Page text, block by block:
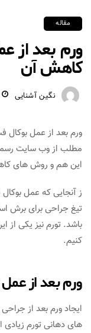
مقاله
ورم بعد از
کاهش آن
نگین آشنایی
ورم بعد از عمل
مطلب از وب سایت
این هم و روش های
ز آنجایی که عمل
تیغ جراحی برای برش
باشد. تورم نیز یکی
کنیم.
ورم بعد از
ایجاد ورم بعد از
های دهانی تورم